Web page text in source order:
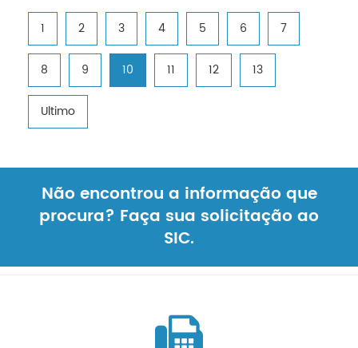
1 2 3 4 5 6 7
8 9 10 11 12 13
Ultimo
Não encontrou a informação que
procura? Faça sua solicitação ao
SIC.